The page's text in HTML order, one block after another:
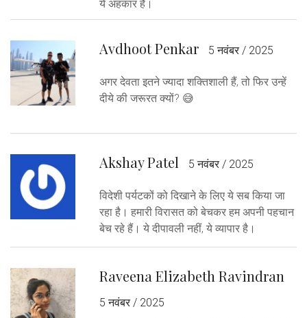
ये अहंकार है।
Avdhoot Penkar 5 नवंबर / 2025
अगर देवता इतने ज्यादा शक्तिशाली हैं, तो फिर उन्हें
दीये की जरूरत क्यों? 😅
Akshay Patel 5 नवंबर / 2025
विदेशी पर्यटकों को दिखाने के लिए ये सब किया जा
रहा है। हमारी विरासत को बेचकर हम अपनी पहचान
बेच रहे हैं। ये दीपावली नहीं, ये व्यापार है।
Raveena Elizabeth Ravindran
5 नवंबर / 2025